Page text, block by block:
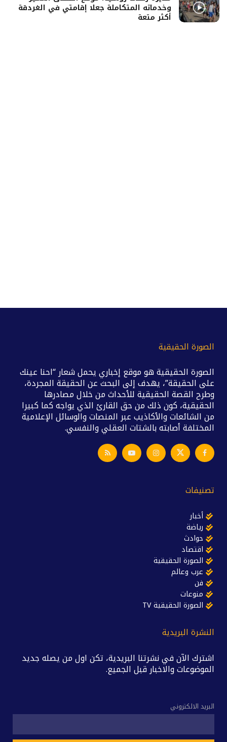
وخدماته المتكاملة جعلا إقامتي في الغردقة
أكثر متعة
الصورة الحقيقية
الصورة الحقيقية هو موقع إخباري يحمل شعار “احنا عينك
على الحقيقة”، يهدف إلى البحث عن الحقيقة المجردة،
وطرح القصة الحقيقية للأحداث من خلال مصادرها
الحقيقية، كون ذلك من حق القارئ الذي يواجه كما كبيرا
من الشائعات والأكاذيب عبر المنصات والوسائل الإعلامية
المختلفة أصابته بالشتات العقلي والنفسي.
تصنيفات
أخبار
رياضة
حوادث
اقتصاد
الصورة الحقيقية
عرب وعالم
فن
منوعات
الصورة الحقيقية TV
النشرة البريدية
اشترك الآن في نشرتنا البريدية، تكن اول من يصله جديد
الموضوعات والاخبار قبل الجميع.
البريد الالكتروني